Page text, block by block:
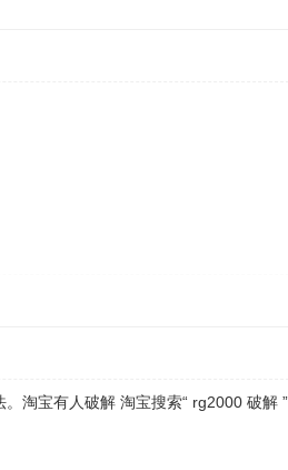
淘宝有人破解 淘宝搜索“ rg2000 破解 ”